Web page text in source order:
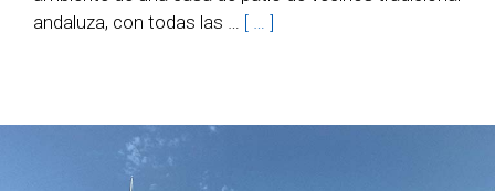
andaluza, con todas las … [ … ]